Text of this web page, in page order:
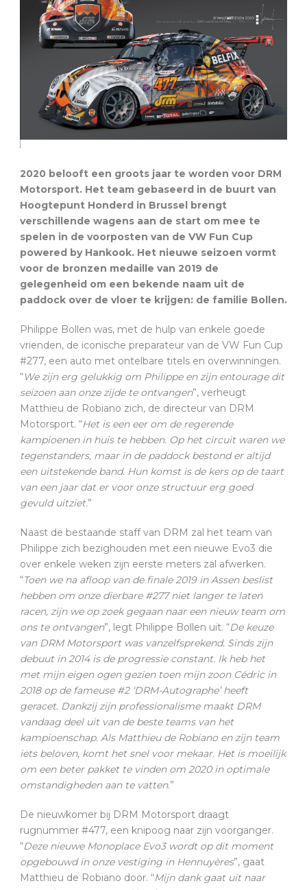
2020 belooft een groots jaar te worden voor DRM
Motorsport. Het team gebaseerd in de buurt van
Hoogtepunt Honderd in Brussel brengt
verschillende wagens aan de start om mee te
spelen in de voorposten van de VW Fun Cup
powered by Hankook. Het nieuwe seizoen vormt
voor de bronzen medaille van 2019 de
gelegenheid om een bekende naam uit de
paddock over de vloer te krijgen: de familie Bollen.
Philippe Bollen was, met de hulp van enkele goede
vrienden, de iconische preparateur van de VW Fun Cup
#277, een auto met ontelbare titels en overwinningen.
“We zijn erg gelukkig om Philippe en zijn entourage dit
seizoen aan onze zijde te ontvangen”, verheugt
Matthieu de Robiano zich, de directeur van DRM
Motorsport. “Het is een eer om de regerende
kampioenen in huis te hebben. Op het circuit waren we
tegenstanders, maar in de paddock bestond er altijd
een uitstekende band. Hun komst is de kers op de taart
van een jaar dat er voor onze structuur erg goed
gevuld uitziet.”
Naast de bestaande staff van DRM zal het team van
Philippe zich bezighouden met een nieuwe Evo3 die
over enkele weken zijn eerste meters zal afwerken.
“Toen we na afloop van de finale 2019 in Assen beslist
hebben om onze dierbare #277 niet langer te laten
racen, zijn we op zoek gegaan naar een nieuw team om
ons te ontvangen”, legt Philippe Bollen uit. “De keuze
van DRM Motorsport was vanzelfsprekend. Sinds zijn
debuut in 2014 is de progressie constant. Ik heb het
met mijn eigen ogen gezien toen mijn zoon Cédric in
2018 op de fameuse #2 ‘DRM-Autographe’ heeft
geracet. Dankzij zijn professionalisme maakt DRM
vandaag deel uit van de beste teams van het
kampioenschap. Als Matthieu de Robiano en zijn team
iets beloven, komt het snel voor mekaar. Het is moeilijk
om een beter pakket te vinden om 2020 in optimale
omstandigheden aan te vatten.”
De nieuwkomer bij DRM Motorsport draagt
rugnummer #477, een knipoog naar zijn voorganger.
“Deze nieuwe Monoplace Evo3 wordt op dit moment
opgebouwd in onze vestiging in Hennuyères”, gaat
Matthieu de Robiano door. “Mijn dank gaat uit naar